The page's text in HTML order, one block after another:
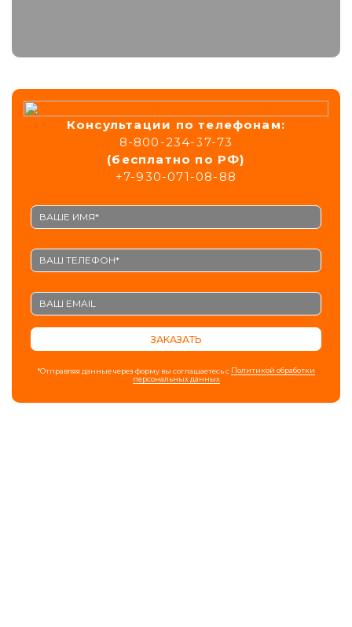
Консультации по телефонам:
8-800-234-37-73
(бесплатно по РФ)
+7-930-071-08-88
ЗАКАЗАТЬ
*Отправляя данные через форму вы соглашаетесь с Политикой обработки
персональных данных